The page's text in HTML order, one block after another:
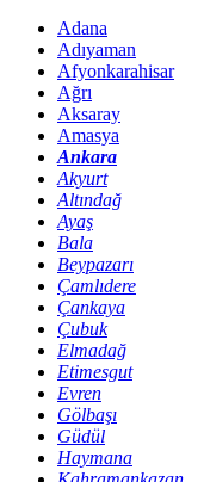
Adana
Adıyaman
Afyonkarahisar
Ağrı
Aksaray
Amasya
Ankara
Akyurt
Altındağ
Ayaş
Bala
Beypazarı
Çamlıdere
Çankaya
Çubuk
Elmadağ
Etimesgut
Evren
Gölbaşı
Güdül
Haymana